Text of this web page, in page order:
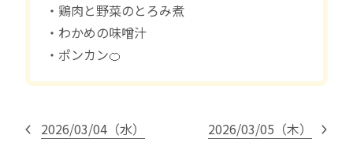
・鶏肉と野菜のとろみ煮
・わかめの味噌汁
・ポンカン🍊
2026/03/04（水） 2026/03/05（木）